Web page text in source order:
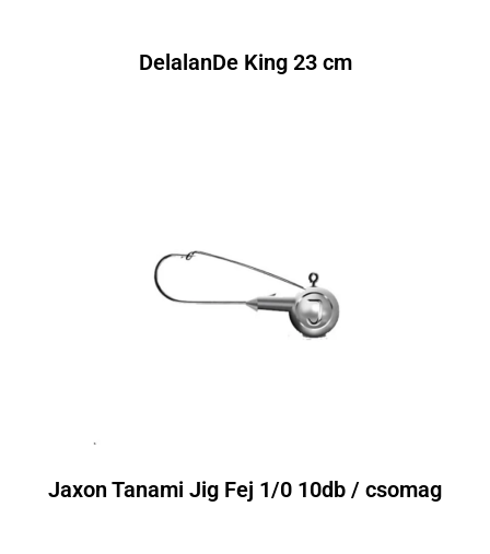
DelalanDe King 23 cm
Jaxon Tanami Jig Fej 1/0 10db / csomag